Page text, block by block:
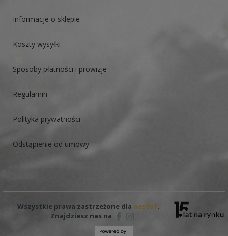
Informacje o sklepie
Koszty wysyłki
Sposoby płatności i prowizje
Regulamin
Polityka prywatności
Odstąpienie od umowy
Wszystkie prawa zastrzeżone dla nestof.
Znajdziesz nas na